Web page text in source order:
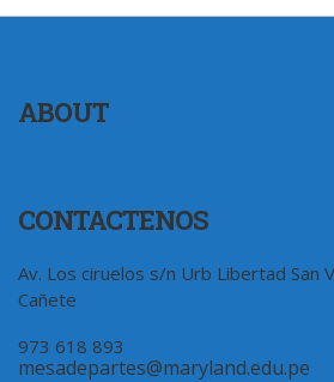
ABOUT
CONTACTENOS
Av. Los ciruelos s/n Urb Libertad San
Cañete
973 618 893
mesadepartes@maryland.edu.pe